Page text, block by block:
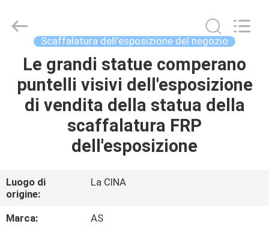
CASA
PRODOTTI
CIRCA
NOI
Display
Shelves
Scaffalatura dell'esposizione del negozio
Le grandi statue comperano
puntelli visivi dell'esposizione
di vendita della statua della
scaffalatura FRP
dell'esposizione
Luogo di
origine:
La CINA
Marca:
AS